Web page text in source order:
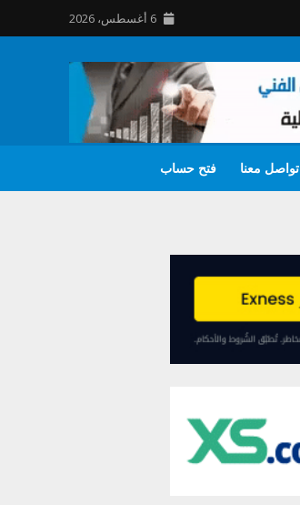
6 أغسطس، 2026
تواصل معنا فتح حساب